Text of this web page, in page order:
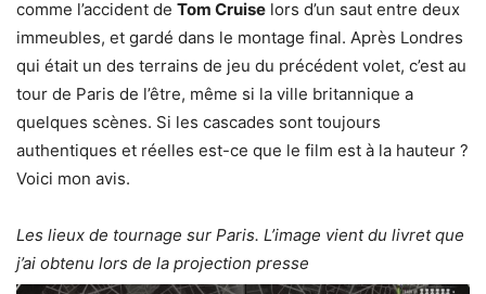
comme l’accident de Tom Cruise lors d’un saut entre deux
immeubles, et gardé dans le montage final. Après Londres
qui était un des terrains de jeu du précédent volet, c’est au
tour de Paris de l’être, même si la ville britannique a
quelques scènes. Si les cascades sont toujours
authentiques et réelles est-ce que le film est à la hauteur ?
Voici mon avis.
Les lieux de tournage sur Paris. L’image vient du livret que
j’ai obtenu lors de la projection presse